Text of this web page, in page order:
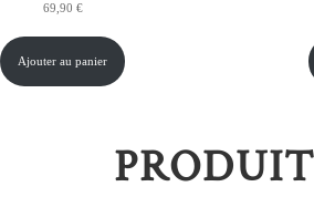
69,90 €
Ajouter au panier